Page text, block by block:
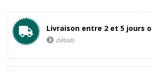
Livraison entre 2 et 5 jours
détails